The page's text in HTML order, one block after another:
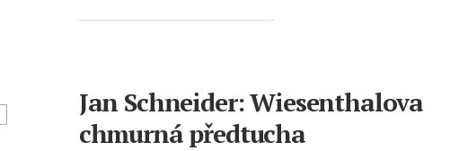
Jan Schneider: Wiesenthalova
chmurná předtucha